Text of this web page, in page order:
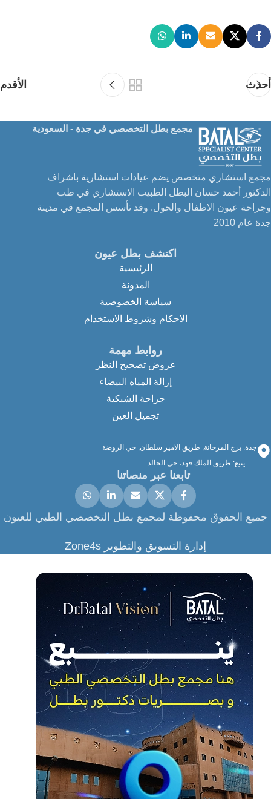
أحدث الأقدم
مجمع بطل التخصصي في جدة - السعودية
مجمع استشاري متخصص يضم عيادات استشارية باشراف
الدكتور أحمد حسان البطل الطبيب الاستشاري في طب
وجراحة عيون الاطفال والحول. وقد تأسس المجمع في مدينة
جدة عام 2010
اكتشف بطل عيون
الرئيسية
المدونة
سياسة الخصوصية
الاحكام وشروط الاستخدام
روابط مهمة
عروض تصحيح النظر
إزالة المياه البيضاء
جراحة الشبكية
تجميل العين
جدة: برج المرجانة, طريق الامير سلطان, حي الروضة
ينبع: طريق الملك فهد، حي الخالد
تابعنا عبر منصاتنا
جميع الحقوق محفوظة لمجمع بطل التخصصي الطبي للعيون
إدارة التسويق والتطوير Zone4s